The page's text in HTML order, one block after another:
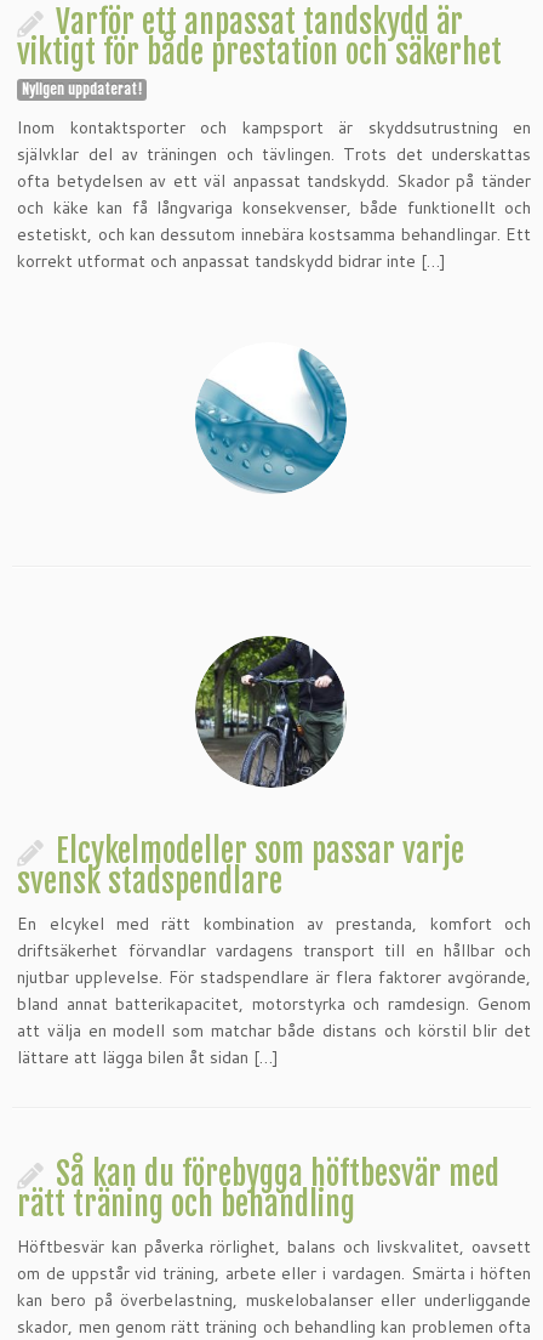
Varför ett anpassat tandskydd är
viktigt för både prestation och säkerhet
Nyligen uppdaterat!
Inom kontaktsporter och kampsport är skyddsutrustning en
självklar del av träningen och tävlingen. Trots det underskattas
ofta betydelsen av ett väl anpassat tandskydd. Skador på tänder
och käke kan få långvariga konsekvenser, både funktionellt och
estetiskt, och kan dessutom innebära kostsamma behandlingar. Ett
korrekt utformat och anpassat tandskydd bidrar inte […]
Elcykelmodeller som passar varje
svensk stadspendlare
En elcykel med rätt kombination av prestanda, komfort och
driftsäkerhet förvandlar vardagens transport till en hållbar och
njutbar upplevelse. För stadspendlare är flera faktorer avgörande,
bland annat batterikapacitet, motorstyrka och ramdesign. Genom
att välja en modell som matchar både distans och körstil blir det
lättare att lägga bilen åt sidan […]
Så kan du förebygga höftbesvär med
rätt träning och behandling
Höftbesvär kan påverka rörlighet, balans och livskvalitet, oavsett
om de uppstår vid träning, arbete eller i vardagen. Smärta i höften
kan bero på överbelastning, muskelobalanser eller underliggande
skador, men genom rätt träning och behandling kan problemen ofta